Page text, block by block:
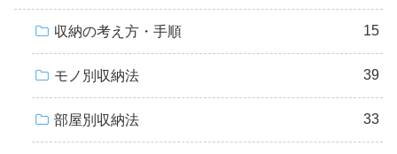
収納の考え方・手順 15
モノ別収納法 39
部屋別収納法 33